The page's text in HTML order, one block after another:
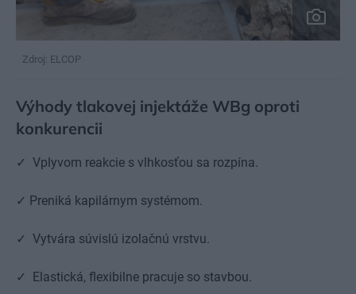
Zdroj: ELCOP
Výhody tlakovej injektáže WBg oproti
konkurencii
✓ Vplyvom reakcie s vlhkosťou sa rozpína.
✓ Preniká kapilárnym systémom.
✓ Vytvára súvislú izolačnú vrstvu.
✓ Elastická, flexibilne pracuje so stavbou.